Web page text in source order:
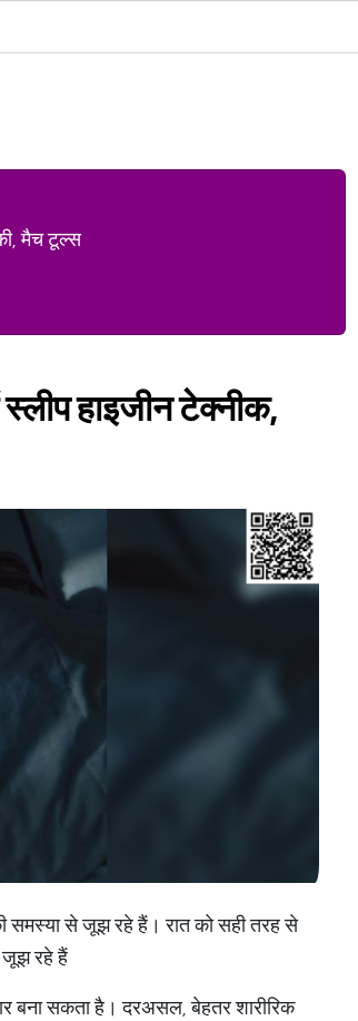
मैच टूल्स
हाइजीन टेक्नीक,
समस्या से जूझ रहे हैं। रात को सही तरह से
जूझ रहे हैं
बना सकता है। दरअसल, बेहतर शारीरिक